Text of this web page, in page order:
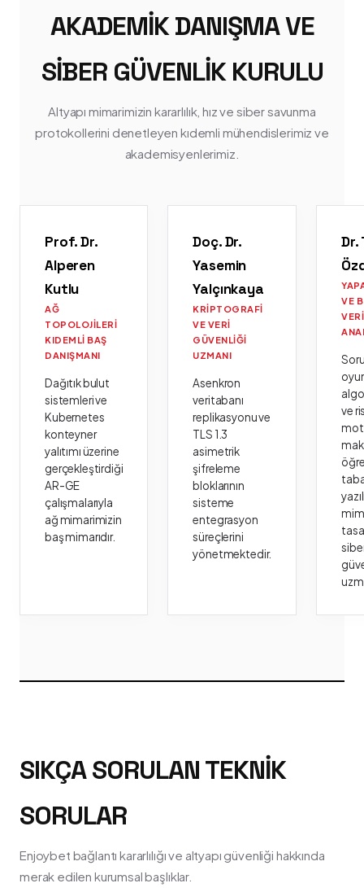
AKADEMIK DANIŞMA VE
SIBER GÜVENLIK KURULU
Altyapı mimarimizin kararlılık, hız ve siber savunma
protokollerini denetleyen kıdemli mühendislerimiz ve
akademisyenlerimiz.
Prof. Dr.
Alperen
Kutlu
AĞ
TOPOLOJILERI
KIDEMLI BAŞ
DANIŞMANI
Dağıtık bulut
sistemleri ve
Kubernetes
konteyner
yalıtımı üzerine
gerçekleştirdiği
AR-GE
çalışmalarıyla
ağ mimarimizin
baş mimarıdır.
Doç. Dr.
Yasemin
Yalçınkaya
KRIPTOGRAFI
VE VERI
GÜVENLIĞI
UZMANI
Asenkron
veritabanı
replikasyonu ve
TLS 1.3
asimetrik
şifreleme
bloklarının
sisteme
entegrasyon
süreçlerini
yönetmektedir.
Dr.
VE
VERI
ve
SIKÇA SORULAN TEKNIK
SORULAR
Enjoybet bağlantı kararlılığı ve altyapı güvenliği hakkında
merak edilen kurumsal başlıklar.